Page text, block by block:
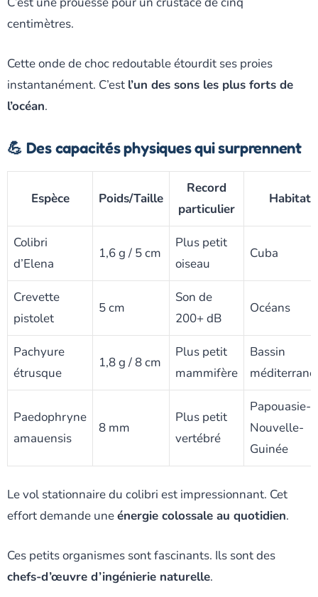
centimètres.
Cette onde de choc redoutable étourdit ses proies
instantanément. C’est l’un des sons les plus forts de
l’océan.
💪 Des capacités physiques qui surprennent
Espèce Poids/Taille
Record
particulier
Habitat
Colibri
d’Elena
1,6 g / 5 cm
Plus petit
oiseau
Cuba
Crevette
pistolet
5 cm
Son de
200+ dB
Océans
Pachyure
étrusque
1,8 g / 8 cm
Plus petit
mammifère
Bassin
Paedophryne
amauensis
8 mm
Plus petit
vertébré
Papouasie-
Nouvelle-
Guinée
Le vol stationnaire du colibri est impressionnant. Cet
effort demande uneénergie colossale au quotidien.
Ces petits organismes sont fascinants. Ils sont des
chefs-d’œuvre d’ingénierie naturelle.